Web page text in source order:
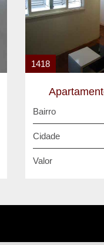
1418
Bairro
Cidade
Valor